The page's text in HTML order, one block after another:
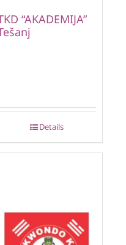
“AKADEMIJA”
Details